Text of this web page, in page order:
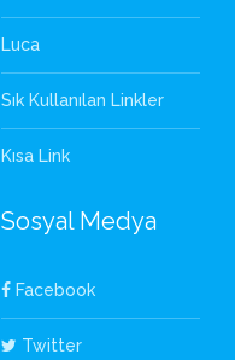
Luca
Sık Kullanılan Linkler
Kısa Link
Sosyal Medya
Facebook
Twitter